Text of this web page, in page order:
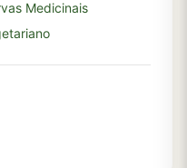
Medicinais